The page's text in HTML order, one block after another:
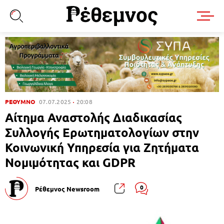
ΡΕΘΥΜΝΟ 07.07.2025 20:08
Αίτημα Αναστολής Διαδικασίας
Συλλογής Ερωτηματολογίων στην
Κοινωνική Υπηρεσία για Ζητήματα
Νομιμότητας και GDPR
Ρέθεμνος Newsroom 0